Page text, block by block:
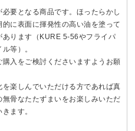
要となる商品です。ほったらかし
に表面に揮発性の高い油を塗って
あります（KURE 5-56やフライパ
等）。
入をご検討くださいますようお願
楽しんでいただける方であれば真
骨なたたずまいをお楽しみいただ
ます。